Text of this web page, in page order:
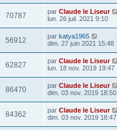
70787 par Claude le Liseur
lun. 26 juil. 2021 9:10
56912 par katya1965
dim. 27 juin 2021 15:48
62827 par Claude le Liseur
lun. 18 nov. 2019 19:47
86470 par Claude le Liseur
dim. 03 nov. 2019 18:50
84362 par Claude le Liseur
dim. 03 nov. 2019 18:47